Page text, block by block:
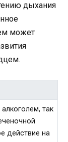
дыхания
может
так
действие на